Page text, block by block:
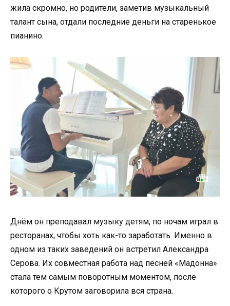
жила скромно, но родители, заметив музыкальный
талант сына, отдали последние деньги на старенькое
пианино.
Днём он преподавал музыку детям, по ночам играл в
ресторанах, чтобы хоть как-то заработать. Именно в
одном из таких заведений он встретил Александра
Серова. Их совместная работа над песней «Мадонна»
стала тем самым поворотным моментом, после
которого о Крутом заговорила вся страна.